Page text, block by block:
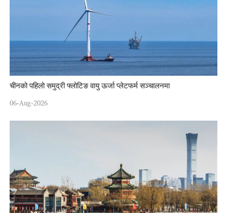
चीनको पहिलो समुद्री फ्लोटिङ वायु ऊर्जा प्लेटफर्म सञ्चालनमा
06-Aug-2026